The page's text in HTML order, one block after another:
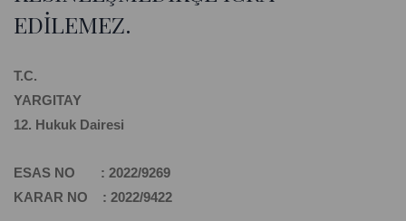
EDİLEMEZ.
T.C.
YARGITAY
12. Hukuk Dairesi
ESAS NO : 2022/9269
KARAR NO : 2022/9422